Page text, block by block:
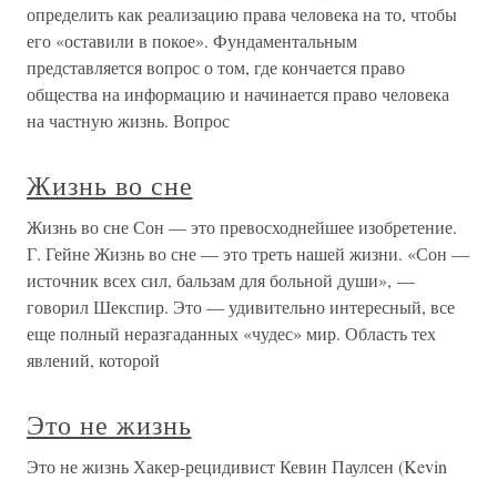
определить как реализацию права человека на то, чтобы
его «оставили в покое». Фундаментальным
представляется вопрос о том, где кончается право
общества на информацию и начинается право человека
на частную жизнь. Вопрос
Жизнь во сне
Жизнь во сне Сон — это превосходнейшее изобретение.
Г. Гейне Жизнь во сне — это треть нашей жизни. «Сон —
источник всех сил, бальзам для больной души», —
говорил Шекспир. Это — удивительно интересный, все
еще полный неразгаданных «чудес» мир. Область тех
явлений, которой
Это не жизнь
Это не жизнь Хакер-рецидивист Кевин Паулсен (Kevin